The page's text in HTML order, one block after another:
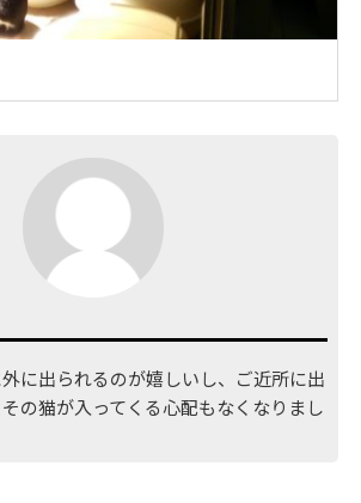
外に出られるのが嬉しいし、ご近所に出
の猫が入ってくる心配もなくなりまし